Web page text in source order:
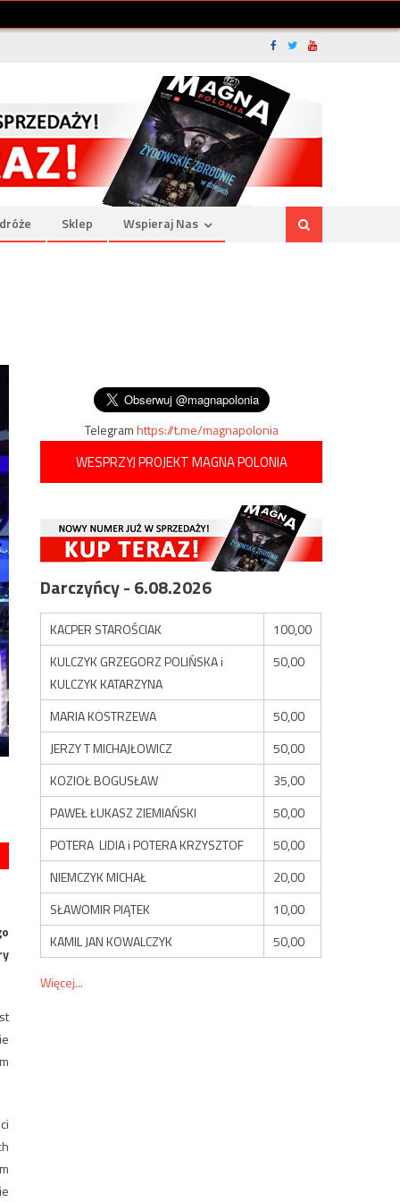
Sklep Wspieraj Nas
Telegramhttps://t.me/magnapolonia
WESPRZYJ PROJEKT MAGNA POLONIA
Darczyńcy - 6.08.2026
KACPER STAROŚCIAK
100,00
KULCZYK GRZEGORZ POLIŃSKA i
KULCZYK KATARZYNA
50,00
MARIA KOSTRZEWA
50,00
JERZY T MICHAJŁOWICZ
50,00
KOZIOŁ BOGUSŁAW
35,00
PAWEŁ ŁUKASZ ZIEMIAŃSKI
50,00
POTERA LIDIA i POTERA KRZYSZTOF
50,00
NIEMCZYK MICHAŁ
20,00
SŁAWOMIR PIĄTEK
10,00
KAMIL JAN KOWALCZYK
50,00
Więcej...